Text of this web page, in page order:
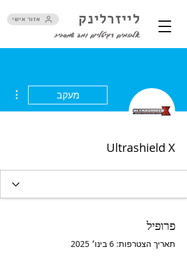
אזור אישי לייזרלינק
אלבומים דיגיטליים ומה שמסביב
מעקב
Ultrashield X
פרופיל
תאריך הצטרפות: 6 בינו׳ 2025